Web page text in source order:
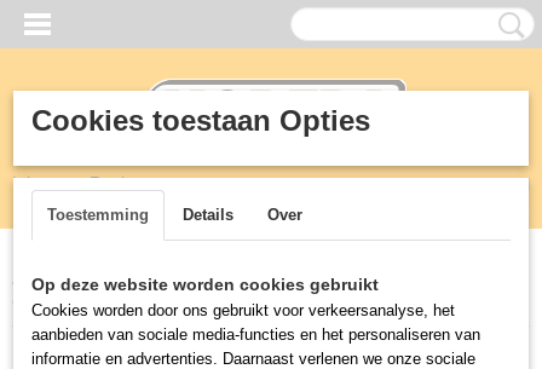
Inloggen Registreren
(0)
Home >KEUKEN>900 mm professionele kooklijn
GASKOOKUNIT 2 BR.
Cookies toestaan Opties
Toestemming Details Over
Op deze website worden cookies gebruikt
Cookies worden door ons gebruikt voor verkeersanalyse, het
aanbieden van sociale media-functies en het personaliseren van
informatie en advertenties. Daarnaast verlenen we onze sociale